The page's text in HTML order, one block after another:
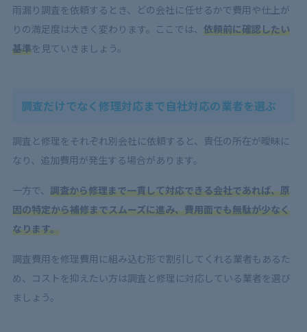
雨漏り調査を依頼するとき、どの会社に任せるかで費用や仕上が
りの満足度は大きく変わります。ここでは、 依頼前に確認したい
基準を見ていきましょう。
調査だけでなく修理対応まで自社対応の業者を選ぶ
調査と修理をそれぞれ別会社に依頼すると、責任の所在が曖昧に
なり、追加費用が発生する場合があります。
一方で、 調査から修理まで一貫して対応できる会社であれば、原
因の特定から補修までスムーズに進み、費用面でも無駄が少なく
なります。
調査費用を修理費用に組み込む形で割引してくれる業者もあるた
め、コストを抑えたい方は調査と修理に対応している業者を選び
ましょう。